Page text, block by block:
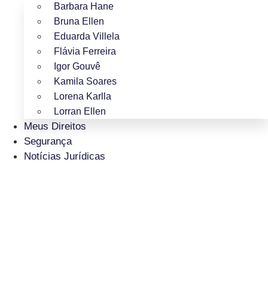
Barbara Hane
Bruna Ellen
Eduarda Villela
Flávia Ferreira
Igor Gouvê
Kamila Soares
Lorena Karlla
Lorran Ellen
Meus Direitos
Segurança
Notícias Jurídicas